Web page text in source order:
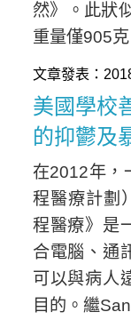
然》。此狀
重量僅905克
文章發表：
美國學校
的抑鬱及
在2012年，
程醫療計劃
程醫療》是
合電腦、通
可以與病人
目的。繼